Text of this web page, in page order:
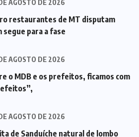
AGOSTO DE 2026
restaurantes de MT disputam
segue para a fase
AGOSTO DE 2026
o MDB e os prefeitos, ficamos com
AGOSTO DE 2026
de Sanduíche natural de lombo